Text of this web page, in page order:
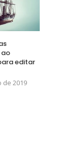
editar
de 2019